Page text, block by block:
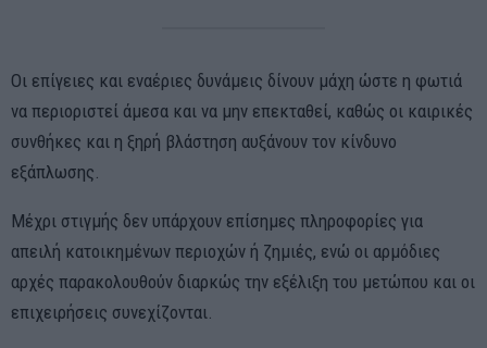
Οι επίγειες και εναέριες δυνάμεις δίνουν μάχη ώστε η φωτιά
να περιοριστεί άμεσα και να μην επεκταθεί, καθώς οι καιρικές
συνθήκες και η ξηρή βλάστηση αυξάνουν τον κίνδυνο
εξάπλωσης.
Μέχρι στιγμής δεν υπάρχουν επίσημες πληροφορίες για
απειλή κατοικημένων περιοχών ή ζημιές, ενώ οι αρμόδιες
αρχές παρακολουθούν διαρκώς την εξέλιξη του μετώπου και οι
επιχειρήσεις συνεχίζονται.